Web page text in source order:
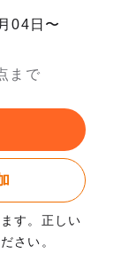
04日〜
まで
す。正しい
さい。